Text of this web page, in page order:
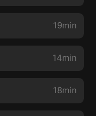
19min
14min
18min